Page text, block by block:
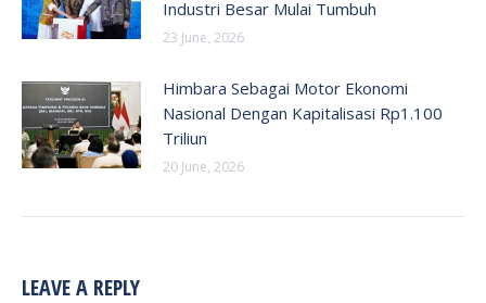
Industri Besar Mulai Tumbuh
23 June, 2026
Himbara Sebagai Motor Ekonomi
Nasional Dengan Kapitalisasi Rp1.100
Triliun
20 June, 2026
LEAVE A REPLY